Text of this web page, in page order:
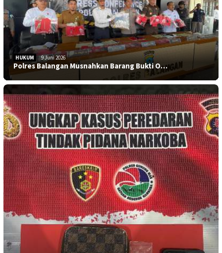
HUKUM 9 Juni 2026
Polres Balangan Musnahkan Barang Bukti O…